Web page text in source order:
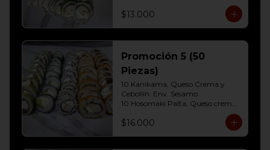
10 Hosomaki Palta, Queso crema
$13.000
Promoción 5 (50
Piezas)
10 Kanikama, Queso Crema y
Cebollín. Env. Sesamo
10 Hosomaki Palta, Queso crema
Cebollín Env.Palta
10 Pollo, Queso Crema y Cebollín
$16.000